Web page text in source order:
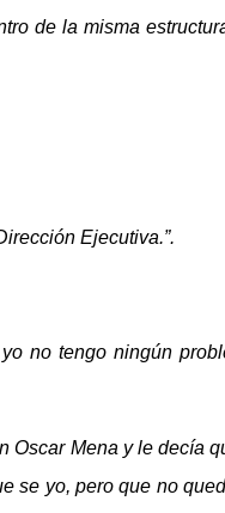
de la misma
Ejecutiva.”.
no tengo ningún
Oscar Mena y le decía
yo, pero que no